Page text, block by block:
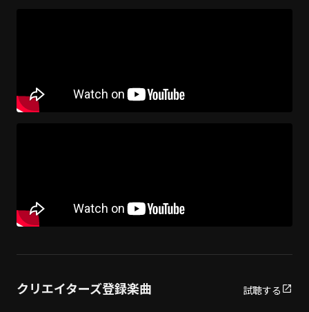
クリエイターズ登録楽曲 試聴する